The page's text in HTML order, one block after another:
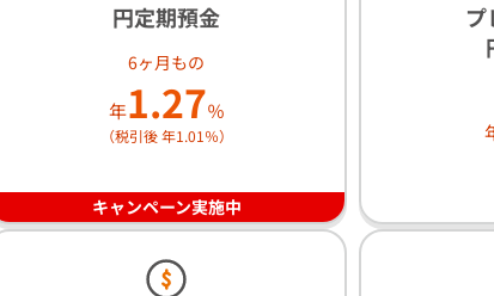
円定期預金
6ヶ月もの
年1.27％
（税引後 年1.01％）
キャンペーン実施中